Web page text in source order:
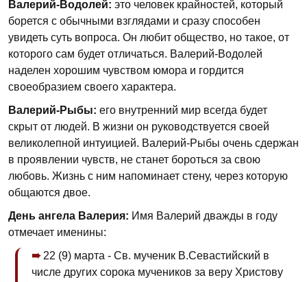
Валерий-Водолей: это человек крайностей, который
борется с обычными взглядами и сразу способен
увидеть суть вопроса. Он любит общество, но такое, от
которого сам будет отличаться. Валерий-Водолей
наделен хорошим чувством юмора и гордится
своеобразием своего характера.
Валерий-Рыбы: его внутренний мир всегда будет
скрыт от людей. В жизни он руководствуется своей
великолепной интуицией. Валерий-Рыбы очень сдержан
в проявлении чувств, не станет бороться за свою
любовь. Жизнь с ним напоминает стену, через которую
общаются двое.
День ангела Валерия: Имя Валерий дважды в году
отмечает именины:
22 (9) марта - Св. мученик В.Севастийский в
числе других сорока мучеников за веру Христову